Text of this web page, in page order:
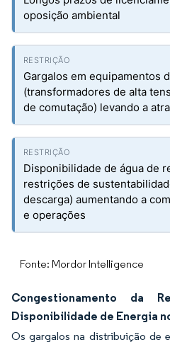
oposição ambiental
Gargalos em equipamentos
(transformadores de alta
de comutação) levando a
Disponibilidade de água de
restrições de
descarga) aumentando a
e operações
Fonte: Mordor Intelligence
Congestionamento da
Disponibilidade de Energia
Os gargalos na distribuição de